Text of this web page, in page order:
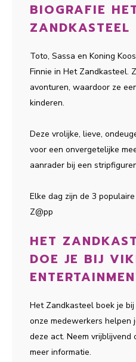
BIOGRAFIE
ZANDKASTEEL
Toto, Sassa en Koning
Finnie in Het Zandkasteel.
avonturen, waardoor ze
kinderen.
Deze vrolijke, lieve,
voor een onvergetelijke
aanrader bij een
Elke dag zijn de 3
Z@pp
HET
DOE JE BIJ
Het Zandkasteel boek je
onze medewerkers helpen
deze act. Neem
meer informatie.